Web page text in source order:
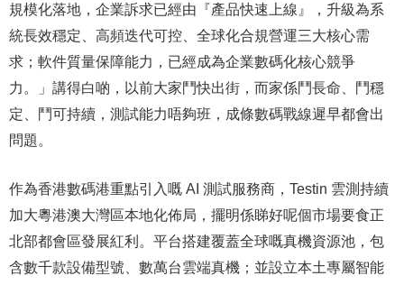
規模化落地，企業訴求已經由『產品快速上線』，升級為系
統長效穩定、高頻迭代可控、全球化合規營運三大核心需
求；軟件質量保障能力，已經成為企業數碼化核心競爭
力。」講得白啲，以前大家鬥快出街，而家係鬥長命、鬥穩
定、鬥可持續，測試能力唔夠班，成條數碼戰線遲早都會出
問題。
作為香港數碼港重點引入嘅 AI 測試服務商，Testin 雲測持續
加大粵港澳大灣區本地化佈局，擺明係睇好呢個市場要食正
北部都會區發展紅利。平台搭建覆蓋全球嘅真機資源池，包
含數千款設備型號、數萬台雲端真機；並設立本土專屬智能